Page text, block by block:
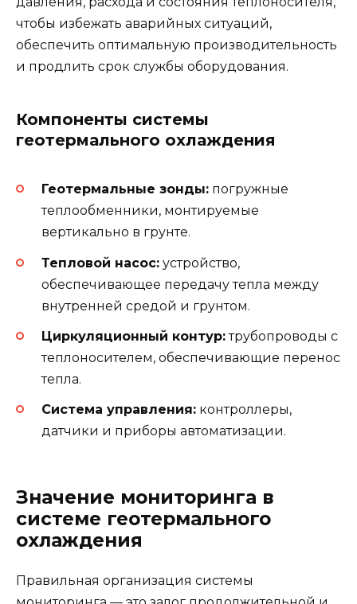
чтобы избежать аварийных ситуаций,
обеспечить оптимальную производительность
и продлить срок службы оборудования.
Компоненты системы
геотермального охлаждения
Геотермальные зонды: погружные
теплообменники, монтируемые
вертикально в грунте.
Тепловой насос: устройство,
обеспечивающее передачу тепла между
внутренней средой и грунтом.
Циркуляционный контур:трубопроводы с
теплоносителем, обеспечивающие перенос
тепла.
Система управления: контроллеры,
датчики и приборы автоматизации.
Значение мониторинга в
системе геотермального
охлаждения
Правильная организация системы